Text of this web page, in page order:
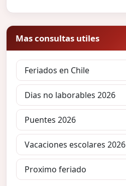
Mas consultas utiles
Feriados en Chile
Dias no laborables 2026
Puentes 2026
Vacaciones escolares 2026
Proximo feriado